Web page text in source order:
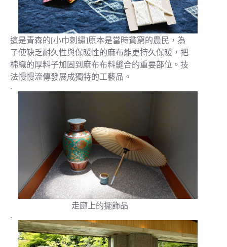
這是青森的[小巾刺繡]原本是當時貧窮的農民，為
了使缺乏耐久性與保暖性的麻布能更持久保暖，把
棉織的厚料子加固到麻布布料縫合的重要部位。技
法慢慢流傳發展成獨特的工藝品。
.
走廊上的擺飾品
.